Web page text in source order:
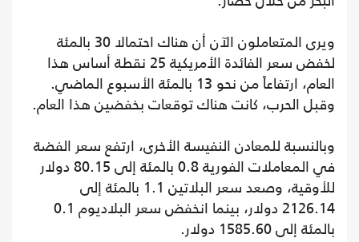
ويرى المتعاملون الآن أن هناك احتمالا 30 بالمئة
لخفض سعر الفائدة الأمريكية 25 نقطة أساس هذا
العام، ارتفاعاً من نحو 13 بالمئة الأسبوع الماضي.
وقبل الحرب، كانت هناك توقعات بخفضين هذا العام.
وبالنسبة للمعادن النفيسة الأخرى، ارتفع سعر الفضة
في المعاملات الفورية 0.8 بالمئة إلى 80.15 دولار
للأوقية، وصعد سعر البلاتين 1.1 بالمئة إلى
2126.14 دولار، بينما انخفض سعر البلاديوم 0.1
بالمئة إلى 1585.60 دولار.